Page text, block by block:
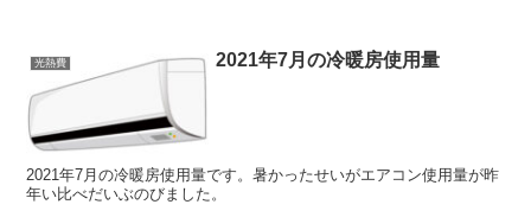
光熱費 2021年7月の冷暖房使用量
2021年7月の冷暖房使用量です。暑かったせいがエアコン使用量が昨
年い比べだいぶのびました。